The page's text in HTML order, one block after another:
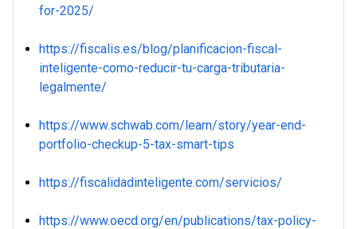
for-2025/
https://fiscalis.es/blog/planificacion-fiscal-
inteligente-como-reducir-tu-carga-tributaria-
legalmente/
https://www.schwab.com/learn/story/year-end-
portfolio-checkup-5-tax-smart-tips
https://fiscalidadinteligente.com/servicios/
https://www.oecd.org/en/publications/tax-policy-